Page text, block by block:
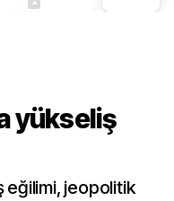
yükseliş
eğilimi, jeopolitik